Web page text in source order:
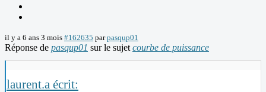
il y a 6 ans 3 mois #162635 parpasqup01
Réponse de pasqup01 sur le sujet courbe de puissance
laurent.a écrit: